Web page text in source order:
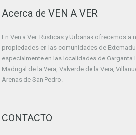
Acerca de VEN A VER
En Ven a Ver. Rústicas y Urbanas ofrecemos a
propiedades en las comunidades de
especialmente en las localidades de Garganta
Madrigal de la Vera, Valverde de la Vera,
Arenas de San Pedro.
CONTACTO